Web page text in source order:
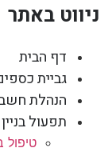
ניווט באתר
דף הבית
גביית כספים
הנהלת
תפעול בניין
טיפול